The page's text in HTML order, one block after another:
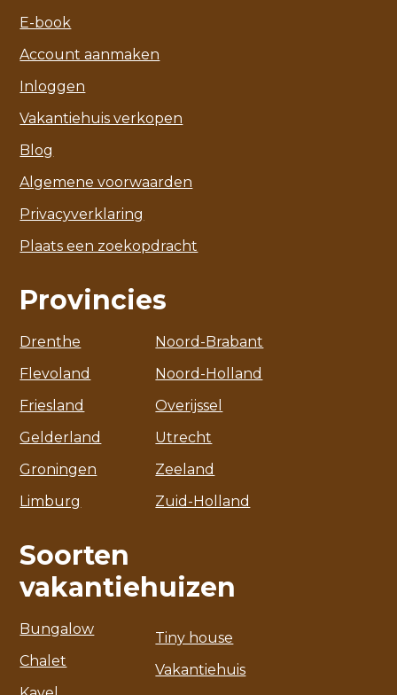
E-book
Account aanmaken
Inloggen
Vakantiehuis verkopen
Blog
Algemene voorwaarden
Privacyverklaring
Plaats een zoekopdracht
Provincies
Drenthe
Flevoland
Friesland
Gelderland
Groningen
Limburg
Noord-Brabant
Noord-Holland
Overijssel
Utrecht
Zeeland
Zuid-Holland
Soorten
vakantiehuizen
Bungalow
Chalet
Tiny house
Vakantiehuis